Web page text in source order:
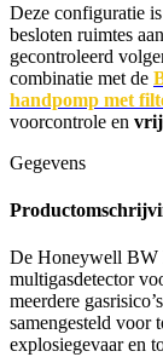
Deze configuratie
besloten ruimtes
gecontroleerd
combinatie met de
handpomp met
voorcontrole en
Gegevens
De Honeywell BW
multigasdetector
meerdere
samengesteld voor
explosiegevaar en